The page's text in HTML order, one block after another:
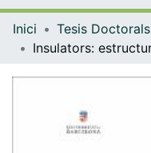
Inici Tesis Doctorals